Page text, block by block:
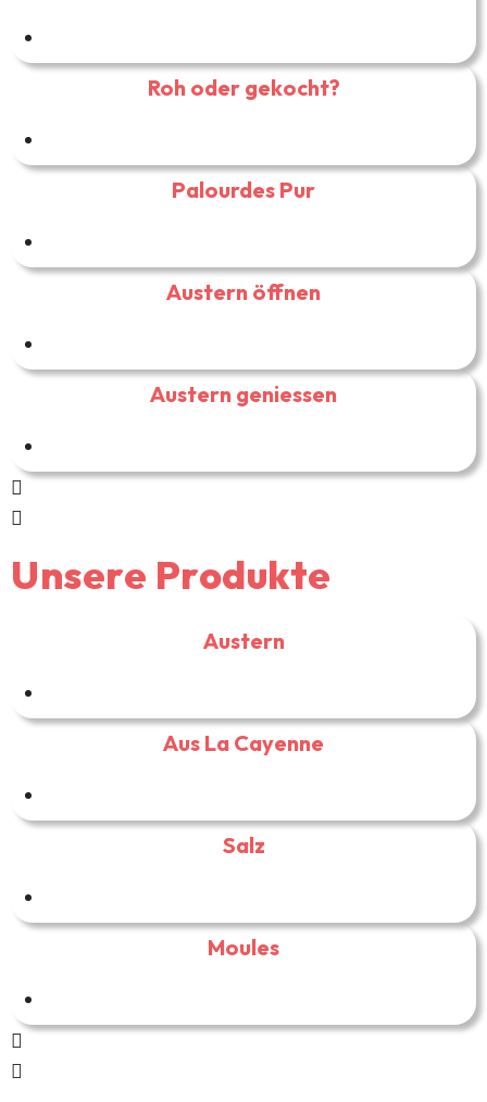
Roh oder gekocht?
Palourdes Pur
Austern öffnen
Austern geniessen
Unsere Produkte
Austern
Aus La Cayenne
Salz
Moules